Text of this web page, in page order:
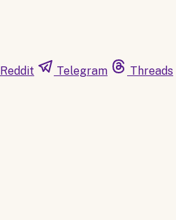
Reddit Telegram Threads